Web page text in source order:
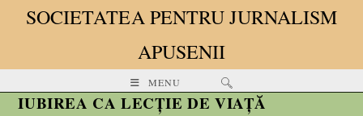
SOCIETATEA PENTRU JURNALISM
APUSENII
MENU
IUBIREA CA LECȚIE DE VIAȚĂ